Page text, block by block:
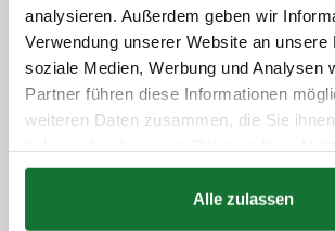
analysieren. Außerdem geben wir
Verwendung unserer Website an unsere
soziale Medien, Werbung und Analysen
Partner führen diese Informationen
weiteren Daten zusammen, die Sie
gesammelt haben.
Alle zulassen
Pressekontakt Roatel
Louisa Rösler
Marketing & Sales
Telefon: +49 (0) 1577 7413 520